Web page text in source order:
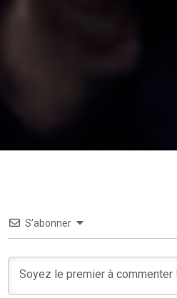
S’abonner